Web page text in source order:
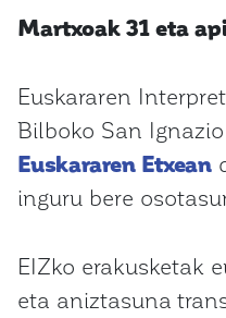
Martxoak 31 eta
Euskararen
Bilboko San
Euskararen Etxean
inguru bere
EIZko erakusketak
eta aniztasuna